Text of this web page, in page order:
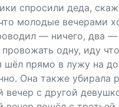
спросили деда,
молодые вечерами
— ничего, два
одну, иду
шёл прямо в лужу на
Она также убирала
с другой